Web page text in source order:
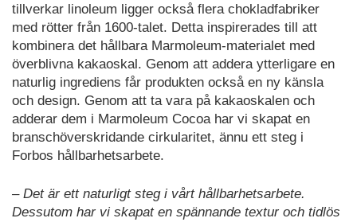
tillverkar linoleum ligger också flera chokladfabriker
med rötter från 1600-talet. Detta inspirerades till att
kombinera det hållbara Marmoleum-materialet med
överblivna kakaoskal. Genom att addera ytterligare en
naturlig ingrediens får produkten också en ny känsla
och design. Genom att ta vara på kakaoskalen och
adderar dem i Marmoleum Cocoa har vi skapat en
branschöverskridande cirkularitet, ännu ett steg i
Forbos hållbarhetsarbete.
– Det är ett naturligt steg i vårt hållbarhetsarbete.
Dessutom har vi skapat en spännande textur och tidlös